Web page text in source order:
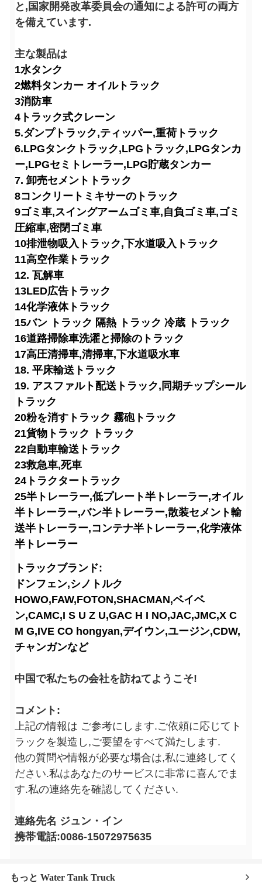
と,国家開発改革委員会の通知による許可の両方
を備えています.
主な製品は
1水タンク
2燃料タンカー オイルトラック
3消防車
4トラック式クレーン
5.ダンプトラック,ティッパー,重荷トラック
6.LPGタンクトラック,LPGトラック,LPGタンカ
ー,LPGセミトレーラー,LPG貯蔵タンカー
7. 卸売セメントトラック
8コンクリートミキサーのトラック
9ゴミ車,スイングアームゴミ車,自負ゴミ車,ゴミ
圧縮車,密閉ゴミ車
10排泄物吸入トラック,下水道吸入トラック
11高空作業トラック
12. 瓦解車
13LED広告トラック
14化学液体トラック
15バン トラック 隔熱 トラック 冷蔵 トラック
16道路掃除車洗濯と掃除のトラック
17高圧清掃車,清掃車,下水道吸水車
18. 平床輸送トラック
19. アスファルト配送トラック,同期チップシール
トラック
20粉を消すトラック 霧砲トラック
21貨物トラック トラック
22自動車輸送トラック
23救急車,死車
24トラクタートラック
25半トレーラー,低プレート半トレーラー,オイル
半トレーラー,バン半トレーラー,散装セメント輸
送半トレーラー,コンテナ半トレーラー,化学液体
半トレーラー
トラックブランド:
ドンフェン,シノトルク
HOWO,FAW,FOTON,SHACMAN,ベイベ
ン,CAMC,I S U Z U,GAC H I NO,JAC,JMC,X C
M G,IVE CO hongyan,デイウン,ユージン,CDW,
チャンガンなど
中国で私たちの会社を訪ねてようこそ!
コメント:
上記の情報は ご参考にします.ご依頼に応じてト
ラックを製造し,ご要望をすべて満たします.
他の質問や情報が必要な場合は,私に連絡してく
ださい.私はあなたのサービスに非常に喜んでま
す.私の連絡先を確認してください.
連絡先名 ジュン・イン
携帯電話:0086-15072975635
もっと Water Tank Truck